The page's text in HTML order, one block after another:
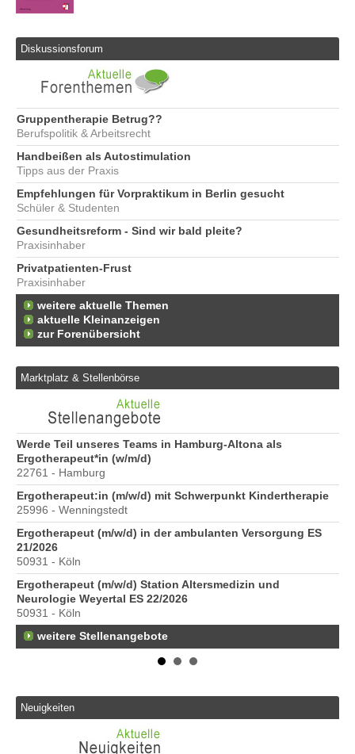
Diskussionsforum
Gruppentherapie Betrug??
Berufspolitik & Arbeitsrecht
Handbeißen als Autostimulation
Tipps aus der Praxis
Empfehlungen für Vorpraktikum in Berlin gesucht
Schüler & Studenten
Gesundheitsreform - Sind wir bald pleite?
Praxisinhaber
Privatpatienten-Frust
Praxisinhaber
weitere aktuelle Themen
aktuelle Kleinanzeigen
zur Forenübersicht
Marktplatz & Stellenbörse
Werde Teil unseres Teams in Hamburg-Altona als
Ergotherapeut*in (w/m/d)
22761 - Hamburg
Ergotherapeut:in (m/w/d) mit Schwerpunkt Kindertherapie
25996 - Wenningstedt
Ergotherapeut (m/w/d) in der ambulanten Versorgung ES
21/2026
50931 - Köln
Ergotherapeut (m/w/d) Station Altersmedizin und
Neurologie Weyertal ES 22/2026
50931 - Köln
weitere Stellenangebote
Neuigkeiten